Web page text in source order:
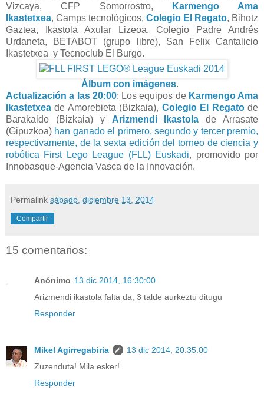
Vizcaya, CFP Somorrostro,
Karmengo Ama
Ikastetxea, Camps tecnológicos, Colegio El Regato, Bihotz
Gaztea, Ikastola Axular Lizeoa, Colegio Padre Andrés
Urdaneta, BETABOT (grupo libre), San Felix Cantalicio
Ikastetxea y Tecnoclub El Burgo.
Álbum con imágenes.
Actualización a las 20:00: Los equipos de Karmengo Ama
Ikastetxea de Amorebieta (Bizkaia), Colegio El Regatode
Barakaldo (Bizkaia) y Arizmendi Ikastola de Arrasate
(Gipuzkoa) han ganado el primero, segundo y tercer premio,
respectivamente, de la sexta edición del torneo de ciencia y
robótica First Lego League (FLL) Euskadi, promovido por
Innobasque-Agencia Vasca de la Innovación.
Permalink sábado, diciembre 13, 2014
Compartir
15 comentarios:
Anónimo 13 dic 2014, 16:30:00
Arizmendi ikastola falta da, 3 talde aurkeztu ditugu
Responder
Mikel Agirregabiria
13 dic 2014, 20:35:00
Zuzenduta! Mila esker!
Responder